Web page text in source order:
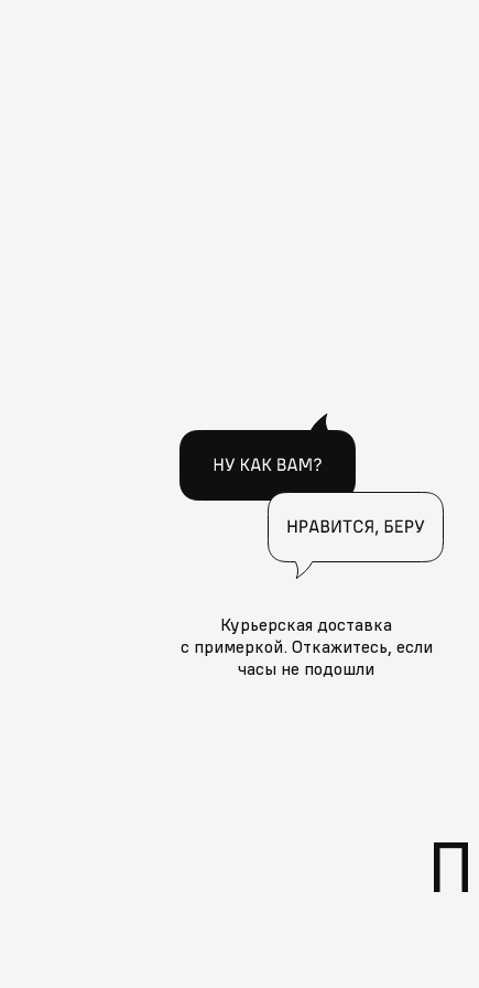
Курьерская доставка
с примеркой. Откажитесь, если
часы не подошли